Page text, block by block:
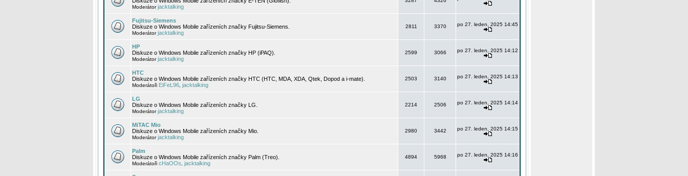
Moderátorjacktalking
Fujitsu-Siemens
Diskuze o Windows Mobile zařízeních značky Fujitsu-Siemens.
Moderátorjacktalking
2811 3370 po 27. leden, 2025 14:45
HP
Diskuze o Windows Mobile zařízeních značky HP (iPAQ).
Moderátorjacktalking
2599 3066 po 27. leden, 2025 14:12
HTC
Diskuze o Windows Mobile zařízeních značky HTC (HTC, MDA, XDA, Qtek, Dopod a i-mate).
Moderátoři EiFeL96 jacktalking
2503 3140 po 27. leden, 2025 14:13
LG
Diskuze o Windows Mobile zařízeních značky LG.
Moderátorjacktalking
2214 2506 po 27. leden, 2025 14:14
MiTAC Mio
Diskuze o Windows Mobile zařízeních značky Mio.
Moderátorjacktalking
2980 3442 po 27. leden, 2025 14:15
Palm
Diskuze o Windows Mobile zařízeních značky Palm (Treo).
Moderátoři cHaOOs jacktalking
4894 5968 po 27. leden, 2025 14:16